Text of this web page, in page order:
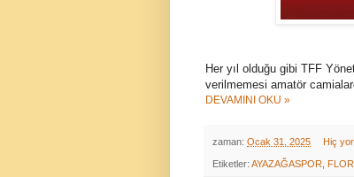
Her yıl olduğu gibi TFF
verilmemesi amatör
DEVAMINI OKU »
zaman: Ocak 31, 2025 Hiç
Etiketler: AYAZAĞASPOR